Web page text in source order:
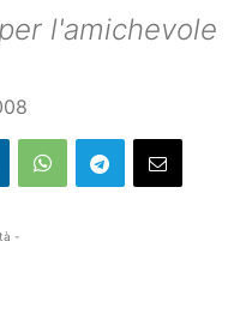
l'amichevole
-